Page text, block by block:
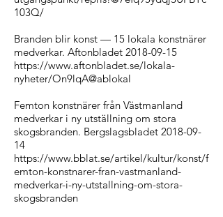
103Q/
Branden blir konst — 15 lokala konstnärer
medverkar. Aftonbladet 2018-09-15
https://www.aftonbladet.se/lokala-
nyheter/On9lqA@ablokal
Femton konstnärer från Västmanland
medverkar i ny utställning om stora
skogsbranden. Bergslagsbladet 2018-09-
14
https://www.bblat.se/artikel/kultur/konst/f
emton-konstnarer-fran-vastmanland-
medverkar-i-ny-utstallning-om-stora-
skogsbranden